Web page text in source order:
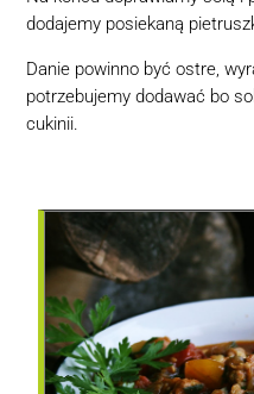
dodajemy posiekaną
Danie powinno być ostre,
potrzebujemy dodawać bo
cukinii.